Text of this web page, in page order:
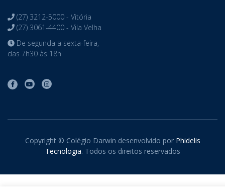
(27) 3212-5000 - Vitória
(27) 3061-4400 - Vila Velha
De segunda a sexta-feira,
das 7h30 às 18h
Copyright © Colégio Darwin desenvolvido por Phidelis
Tecnologia. Todos os direitos reservados